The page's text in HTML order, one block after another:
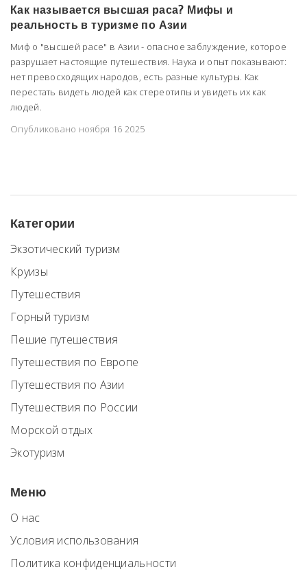
Как называется высшая раса? Мифы и
реальность в туризме по Азии
Миф о "высшей расе" в Азии - опасное заблуждение, которое
разрушает настоящие путешествия. Наука и опыт показывают:
нет превосходящих народов, есть разные культуры. Как
перестать видеть людей как стереотипы и увидеть их как
людей.
Опубликовано ноября 16 2025
Категории
Экзотический туризм
Круизы
Путешествия
Горный туризм
Пешие путешествия
Путешествия по Европе
Путешествия по Азии
Путешествия по России
Морской отдых
Экотуризм
Меню
О нас
Условия использования
Политика конфиденциальности